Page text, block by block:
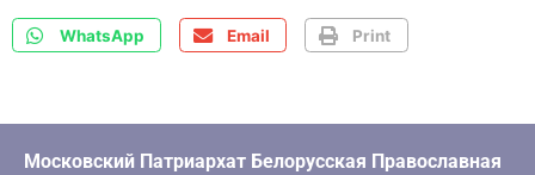
WhatsApp Email Print
Московский Патриархат Белорусская Православная